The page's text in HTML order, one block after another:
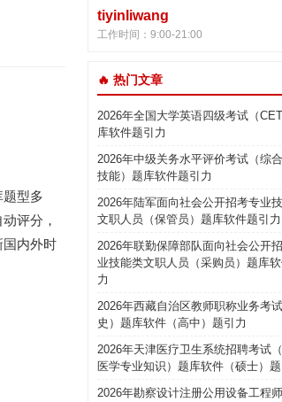
型多
评分，
国内外时
tiyinliwang
工作时间：9:00-21:00
🔥 热门文章
2026年全国大学英语四级考试（
库软件题引力
2026年中级关务水平评价考试（综
技能）题库软件题引力
2026年陆军面向社会公开招考专业
文职人员（保管员）题库软件题引力
2026年联勤保障部队面向社会公开
业技能类文职人员（采购员）题库软
力
2026年西藏自治区教师职称业务考
史）题库软件（高中）题引力
2026年天津医疗卫生系统招聘考试
医学专业知识）题库软件（硕士）题
2026年勘察设计注册公用设备工程